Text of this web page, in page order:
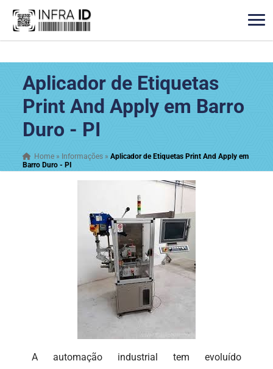
Aplicador de Etiquetas
Print And Apply em Barro
Duro - PI
Home » Informações »Aplicador de Etiquetas Print And Apply em
Barro Duro - PI
A automação industrial tem evoluído